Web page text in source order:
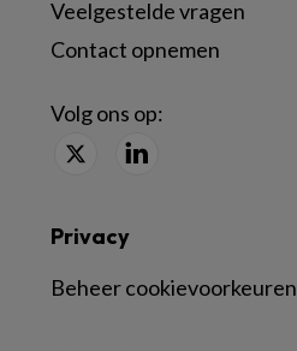
Veelgestelde vragen
Contact opnemen
Volg ons op:
Privacy
Beheer cookievoorkeuren